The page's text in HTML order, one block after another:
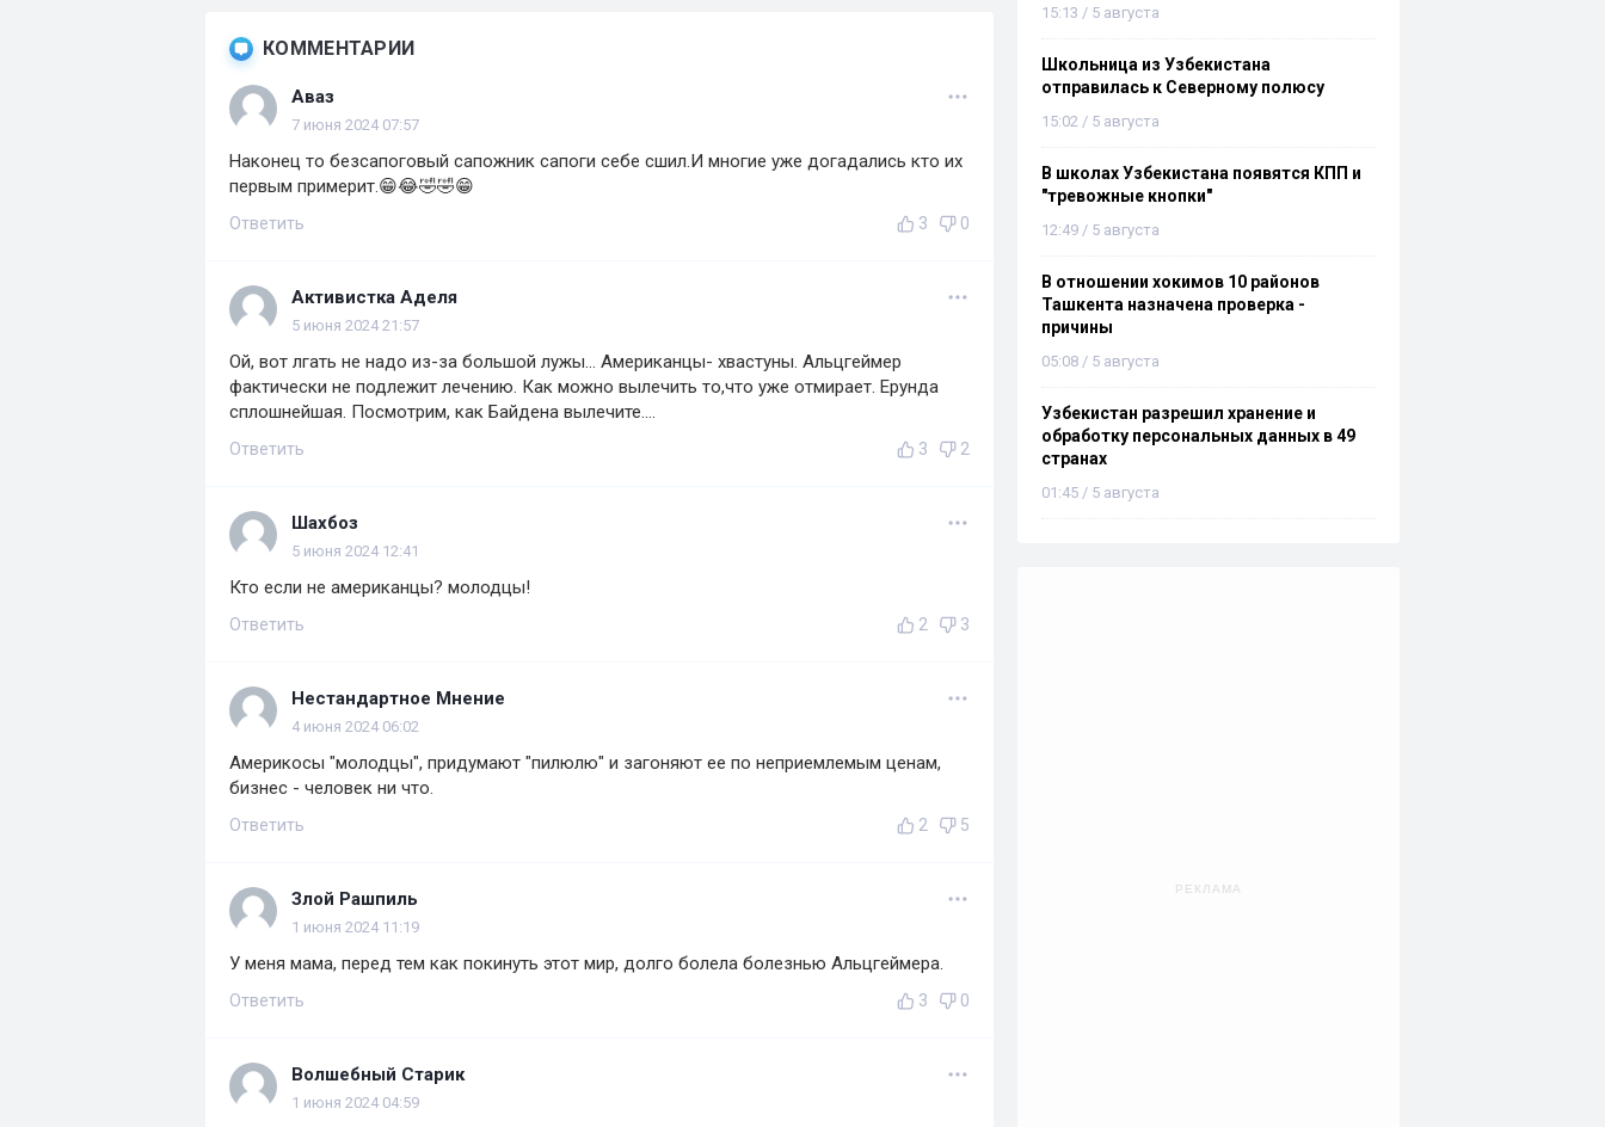
КОММЕНТАРИИ
Аваз
7 июня 2024 07:57
Наконец то безсапоговый сапожник сапоги себе сшил.И многие уже догадались кто их
первым примерит.😁😂🤣🤣😁
Ответить 3 0
Активистка Аделя
5 июня 2024 21:57
Ой, вот лгать не надо из-за большой лужы... Американцы- хвастуны. Альцгеймер
фактически не подлежит лечению. Как можно вылечить то,что уже отмирает. Ерунда
сплошнейшая. Посмотрим, как Байдена вылечите....
Ответить 3 2
Шахбоз
5 июня 2024 12:41
Кто если не американцы? молодцы!
Ответить 2 3
Нестандартное Мнение
4 июня 2024 06:02
Америкосы "молодцы", придумают "пилюлю" и загоняют ее по неприемлемым ценам,
бизнес - человек ни что.
Ответить 2 5
Злой Рашпиль
1 июня 2024 11:19
У меня мама, перед тем как покинуть этот мир, долго болела болезнью Альцгеймера.
Ответить 3 0
Волшебный Старик
1 июня 2024 04:59
15:13 / 5 августа
Школьница из Узбекистана
отправилась к Северному полюсу
15:02 / 5 августа
В школах Узбекистана появятся КПП и
"тревожные кнопки"
12:49 / 5 августа
В отношении хокимов 10 районов
Ташкента назначена проверка -
причины
05:08 / 5 августа
Узбекистан разрешил хранение и
обработку персональных данных в 49
странах
01:45 / 5 августа